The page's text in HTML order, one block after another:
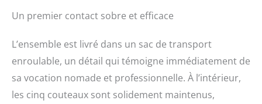
cm), tous fabriqués en
6A/1K6 avec une dureté
de 58 (±1) HRC. Chaque
couteau de cet ensemble
complet est doté d'un
polypropylène noir,
Un premier contact sobre et efficace
L’ensemble est livré dans un sac de transport
enroulable, un détail qui témoigne immédiatement de
sa vocation nomade et professionnelle. À l’intérieur,
les cinq couteaux sont solidement maintenus,